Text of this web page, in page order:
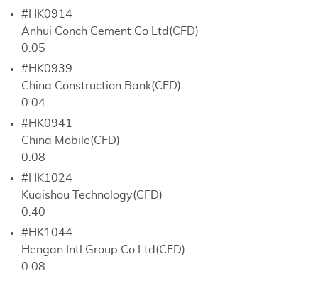
#HK0914
Anhui Conch Cement Co Ltd(CFD)
0.05
#HK0939
China Construction Bank(CFD)
0.04
#HK0941
China Mobile(CFD)
0.08
#HK1024
Kuaishou Technology(CFD)
0.40
#HK1044
Hengan Intl Group Co Ltd(CFD)
0.08